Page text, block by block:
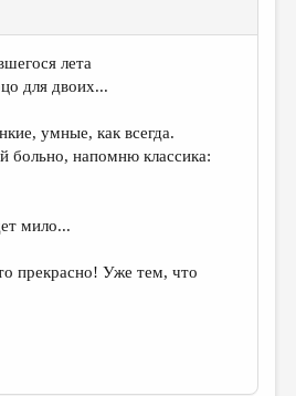
лета
для двоих...
умные, как всегда.
больно, напомню классика:
мило...
прекрасно! Уже тем, что